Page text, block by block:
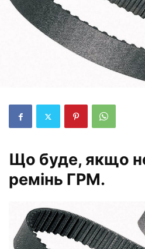
Що буде, якщо
ремінь ГРМ.